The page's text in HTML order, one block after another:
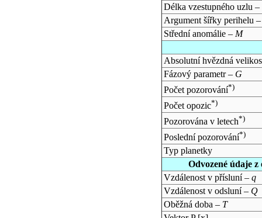
Délka vzestupného uzlu –
Argument šířky perihelu
Střední anomálie – M
Absolutní hvězdná
Fázový parametr – G
Počet pozorování*)
Počet opozic*)
Pozorována v letech*)
Poslední pozorování*)
Typ planetky
Odvozené údaje
Vzdálenost v přísluní – q
Vzdálenost v odsluní – Q
Oběžná doba – T